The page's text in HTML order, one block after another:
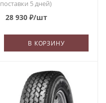
поставки 5 дней)
28 930₽/шт
В КОРЗИНУ